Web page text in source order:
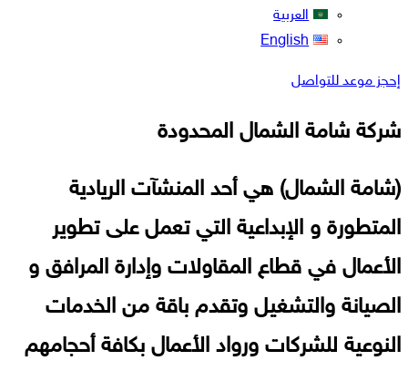
العربية
English
إحجز موعد للتواصل
شركة شامة الشمال المحدودة
(شامة الشمال) هي أحد المنشآت الريادية
المتطورة و الإبداعية التي تعمل على تطوير
الأعمال في قطاع المقاولات وإدارة المرافق و
الصيانة والتشغيل وتقدم باقة من الخدمات
النوعية للشركات ورواد الأعمال بكافة أحجامهم